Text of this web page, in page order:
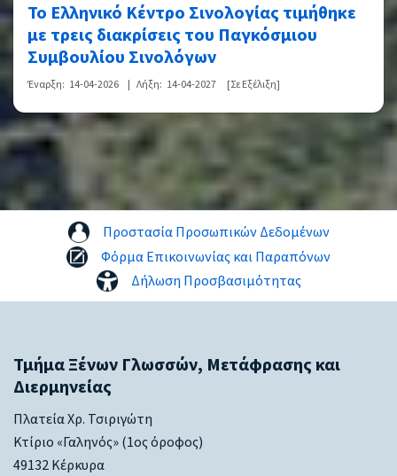
Το Ελληνικό Κέντρο Σινολογίας τιμήθηκε
με τρεις διακρίσεις του Παγκόσμιου
Συμβουλίου Σινολόγων
Έναρξη: 14-04-2026 | Λήξη: 14-04-2027 [Σε Εξέλιξη]
Προστασία Προσωπικών Δεδομένων
Φόρμα Επικοινωνίας και Παραπόνων
Δήλωση Προσβασιμότητας
Τμήμα Ξένων Γλωσσών, Μετάφρασης και
Διερμηνείας
Πλατεία Χρ. Τσιριγώτη
Κτίριο «Γαληνός» (1ος όροφος)
49132 Κέρκυρα